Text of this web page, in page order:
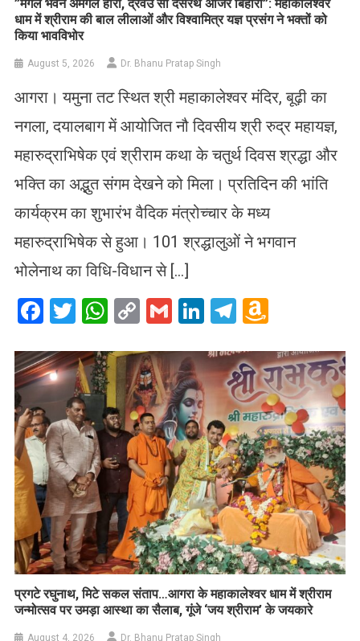
​”मंगल भवन अमंगल हारी, द्रवउ सो दसरथ अजिर बिहारी”: महाकालेश्वर
धाम में श्रीराम की बाल लीलाओं और विश्वामित्र यज्ञ प्रसंग ने भक्तों को
किया भावविभोर
August 5, 2026 Dr. Bhanu Pratap Singh
आगरा। यमुना तट स्थित श्री महाकालेश्वर मंदिर, बूढ़ी का
नगला, दयालबाग में आयोजित नौ दिवसीय श्री रुद्र महायज्ञ,
महारुद्राभिषेक एवं श्रीराम कथा के चतुर्थ दिवस श्रद्धा और
भक्ति का अद्भुत संगम देखने को मिला। प्रतिदिन की भांति
कार्यक्रम का शुभारंभ वैदिक मंत्रोच्चार के मध्य
महारुद्राभिषेक से हुआ। 101 श्रद्धालुओं ने भगवान
भोलेनाथ का विधि-विधान से […]
Facebook
Twitter
WhatsApp
CopyGmailLinkedIn
Telegram
List
प्रगटे रघुनाथ, मिटे सकल संताप…आगरा के महाकालेश्वर धाम में श्रीराम
जन्मोत्सव पर उमड़ा आस्था का सैलाब, गूंजे ‘जय श्रीराम’ के जयकारे
August 4, 2026 Dr. Bhanu Pratap Singh